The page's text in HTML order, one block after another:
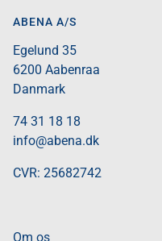
ABENA A/S
Egelund 35​
6200 Aabenraa​
Danmark​
74 31 18 18
info@abena.dk
CVR: 25682742​
Om os